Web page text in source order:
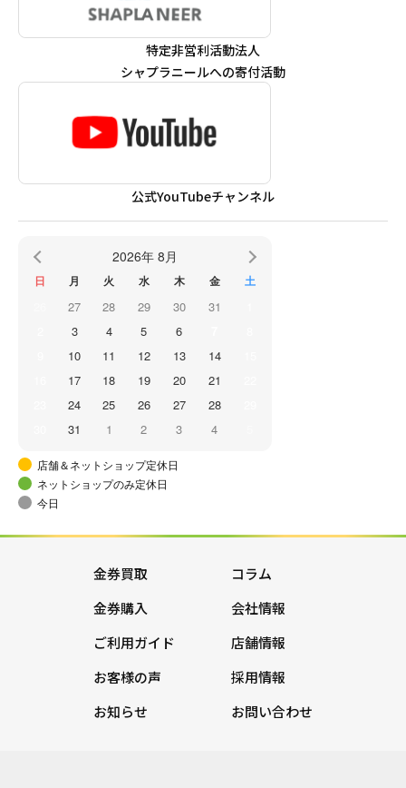
特定非営利活動法人
シャプラニールへの寄付活動
公式YouTubeチャンネル
2026年 8月
日 月 火 水 木 金 土
27 28 29 30 31
3 4 5 6
10 11 12 13 14
17 18 19 20 21
24 25 26 27 28
31 1 2 3 4
店舗＆ネットショップ定休日
ネットショップのみ定休日
今日
金券買取
金券購入
ご利用ガイド
お客様の声
お知らせ
コラム
会社情報
店舗情報
採用情報
お問い合わせ